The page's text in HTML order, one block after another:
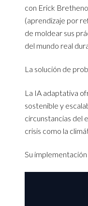
con Erick
(aprendizaje por
de moldear sus
del mundo real
La solución de
La IA adaptativa
sostenible y
circunstancias del
crisis como la
Su